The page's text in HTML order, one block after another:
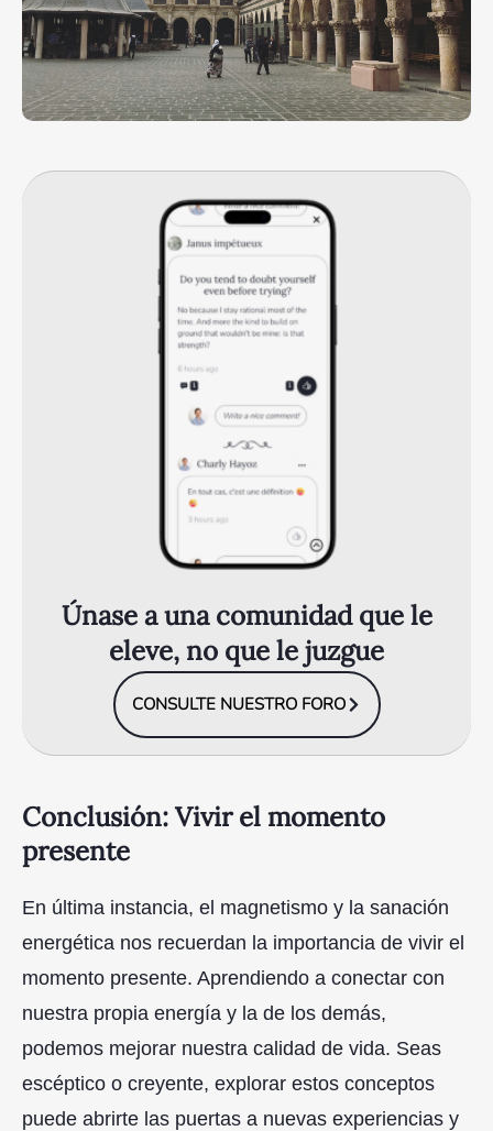
Únase a una comunidad que le
eleve, no que le juzgue
CONSULTE NUESTRO FORO
Conclusión: Vivir el momento
presente
En última instancia, el magnetismo y la sanación
energética nos recuerdan la importancia de vivir el
momento presente. Aprendiendo a conectar con
nuestra propia energía y la de los demás,
podemos mejorar nuestra calidad de vida. Seas
escéptico o creyente, explorar estos conceptos
puede abrirte las puertas a nuevas experiencias y